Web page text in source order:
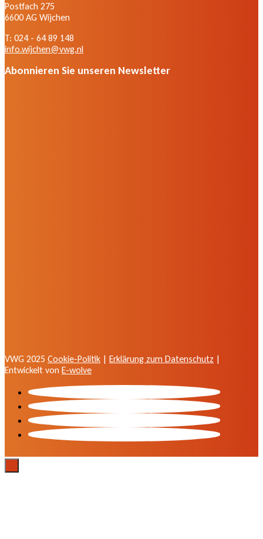
Postfach 275
6600 AG Wijchen
T: 024 - 64 89 148
info.wijchen@vwg.nl
Abonnieren Sie unseren Newsletter
VWG 2025 Cookie-Politik | Erklärung zum Datenschutz |
Entwickelt von E-wolve